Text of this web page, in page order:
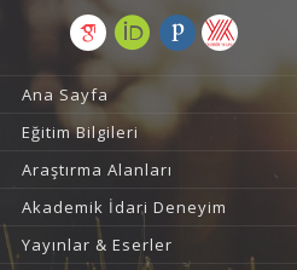
Ana Sayfa
Eğitim Bilgileri
Araştırma Alanları
Akademik İdari Deneyim
Yayınlar & Eserler